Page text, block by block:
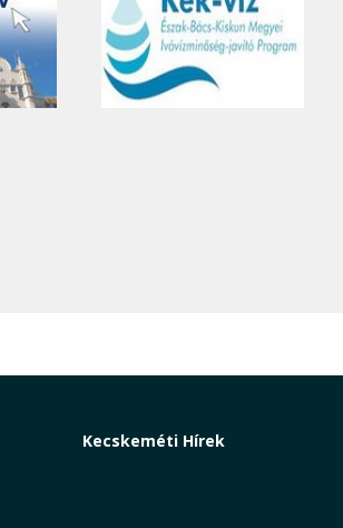
Kecskeméti Hírek